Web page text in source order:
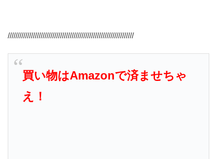
/////////////////////////////////////////////////////////////////
買い物はAmazonで済ませちゃ
え！